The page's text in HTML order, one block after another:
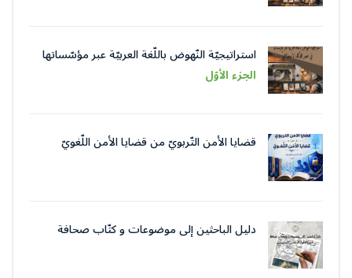
استراتيجيّة النّهوض باللّغة العربيّة عبر مؤسّساتها
في عصر الذّكاء الاصطناعيّ
الجزء الأوّل
قضايا الأمن التّربويّ من قضايا الأمن اللّغويّ
دليل الباحثين إلى موضوعات و كتّاب صحافة